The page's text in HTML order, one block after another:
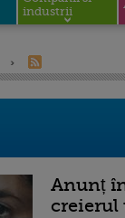
industrii
Anunț
creierul